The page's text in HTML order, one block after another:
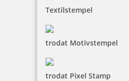
Textilstempel
trodat Motivstempel
trodat Pixel Stamp